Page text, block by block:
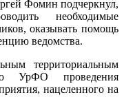
Фомин подчеркнул,
необходимые
оказывать помощь
ведомства.
территориальным
УрФО проведения
нацеленного на